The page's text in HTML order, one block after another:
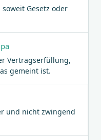
Gesetz oder
Vertragserfüllung,
gemeint ist.
und nicht zwingend